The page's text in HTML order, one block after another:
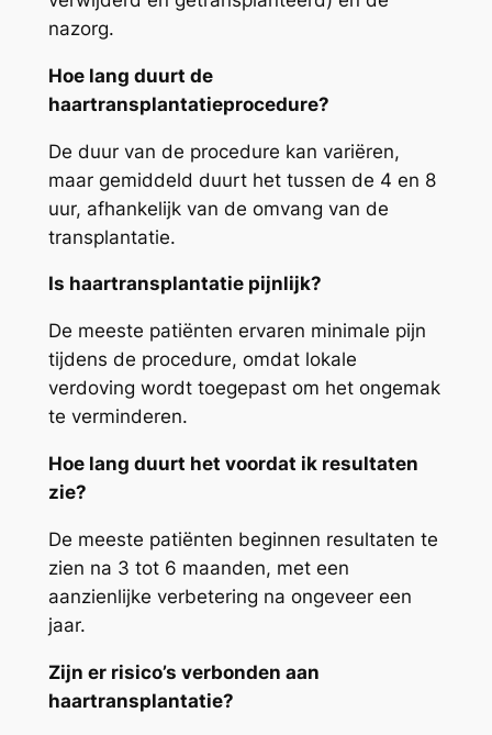
nazorg.
Hoe lang duurt de
haartransplantatieprocedure?
De duur van de procedure kan variëren,
maar gemiddeld duurt het tussen de 4 en 8
uur, afhankelijk van de omvang van de
transplantatie.
Is haartransplantatie pijnlijk?
De meeste patiënten ervaren minimale pijn
tijdens de procedure, omdat lokale
verdoving wordt toegepast om het ongemak
te verminderen.
Hoe lang duurt het voordat ik resultaten
zie?
De meeste patiënten beginnen resultaten te
zien na 3 tot 6 maanden, met een
aanzienlijke verbetering na ongeveer een
jaar.
Zijn er risico’s verbonden aan
haartransplantatie?